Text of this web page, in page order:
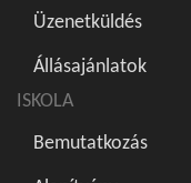
Üzenetküldés
Állásajánlatok
ISKOLA
Bemutatkozás